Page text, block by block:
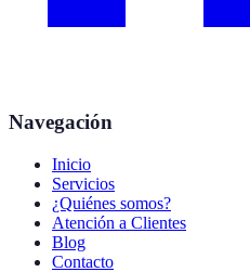
Navegación
Inicio
Servicios
¿Quiénes somos?
Atención a Clientes
Blog
Contacto